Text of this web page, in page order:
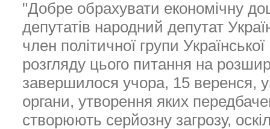
"Добре обрахувати економічну
депутатів народний депутат
член політичної групи
розгляду цього питання на
завершилося учора, 15 веренся,
органи, утворення яких
створюють серйозну загрозу,